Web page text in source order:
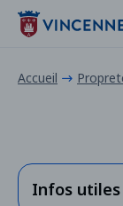
Accueil
Infos utiles
Panneau de